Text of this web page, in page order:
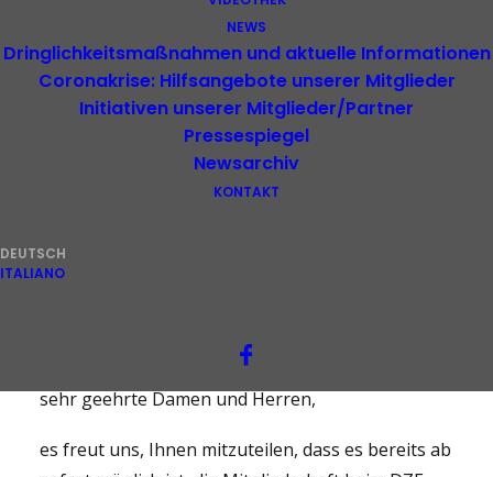
NEWS
Dringlichkeitsmaßnahmen und aktuelle Informationen
Coronakrise: Hilfsangebote unserer Mitglieder
Initiativen unserer Mitglieder/Partner
Pressespiegel
Newsarchiv
KONTAKT
DEUTSCH
ITALIANO
Immer eine gute
Investition – Mitglied
sein und Mitglied werden
Sehr geschätzte Mitgliederorganisationen,
sehr geehrte Damen und Herren,
es freut uns, Ihnen mitzuteilen, dass es bereits ab